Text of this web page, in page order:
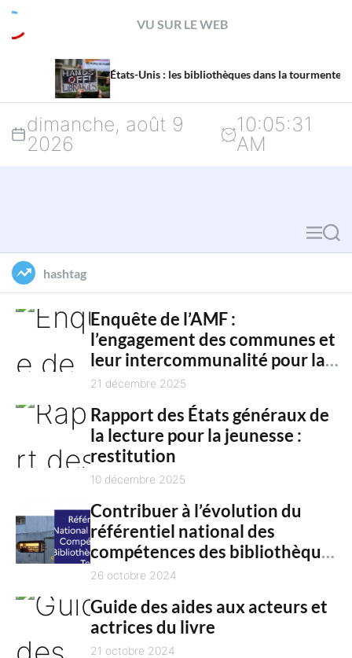
p
t
VU SUR LE WEB
États-Unis : les bibliothèques dans la tourmente
dimanche, août 9
2026
10:05:33
AM
M
n
S
a
c
h
hashtag
Enquête de l’AMF :
l’engagement des communes et
leur intercommunalité pour la
culture en 2025
21 décembre 2025
Rapport des États généraux de
la lecture pour la jeunesse :
restitution
10 décembre 2025
Contribuer à l’évolution du
référentiel national des
compétences des bibliothèques
territoriales
26 octobre 2024
Guide des aides aux acteurs et
actrices du livre
21 octobre 2024